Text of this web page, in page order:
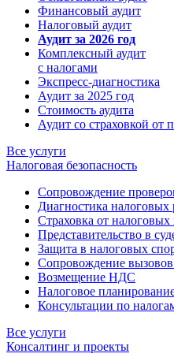
Финансовый аудит
Налоговый аудит
Аудит за 2026 год
Комплексный аудит
с налогами
Экспресс-диагностика
Аудит за 2025 год
Стоимость аудита
Аудит со страховкой
Все услуги
Налоговая безопасность
Сопровождение
Диагностика налоговых
Страховка от налоговых
Представительство в
Защита в налоговых
Сопровождение
Возмещение НДС
Налоговое
Консультации по
Все услуги
Консалтинг и проекты